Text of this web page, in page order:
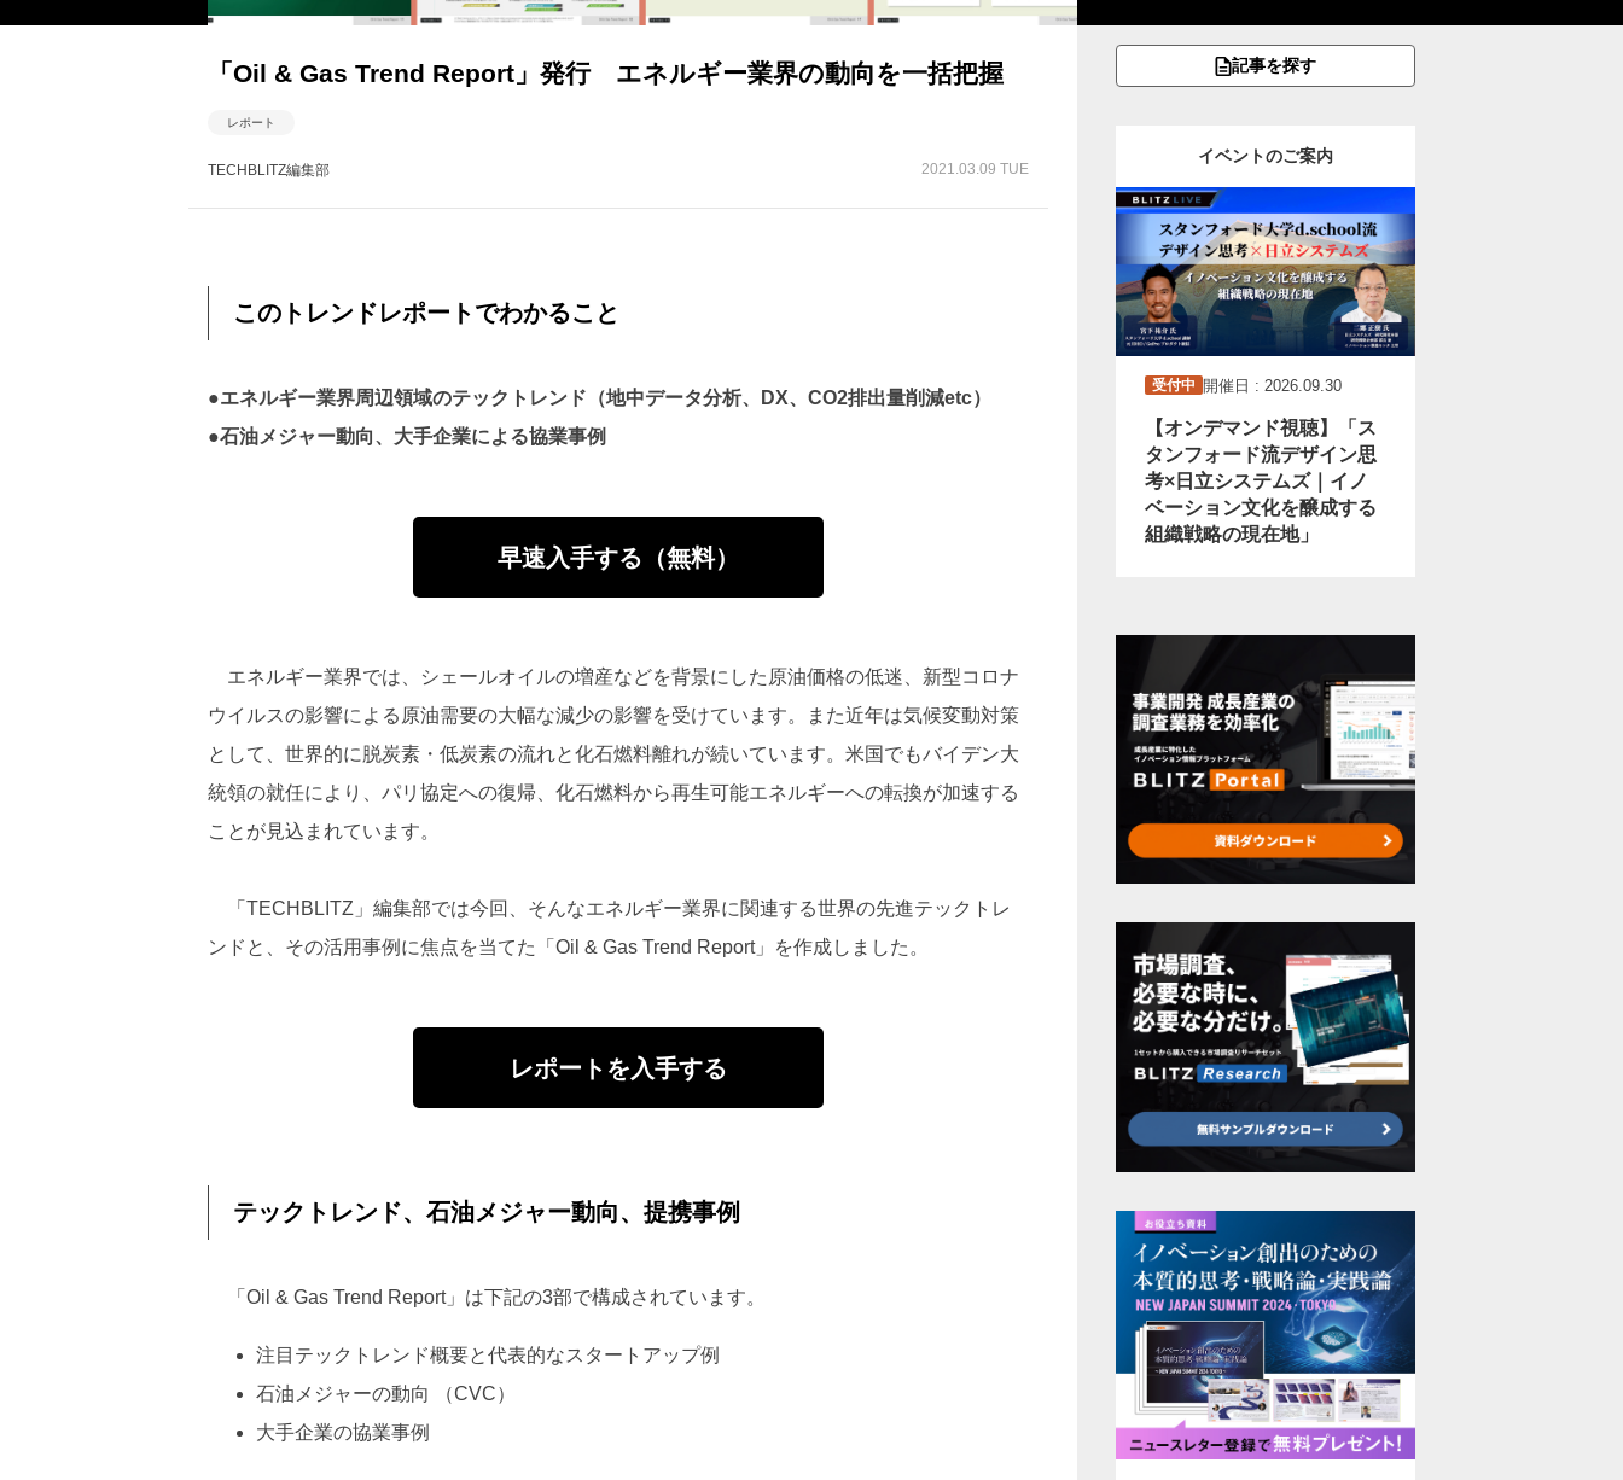
「Oil & Gas Trend Report」発行 エネルギー業界の動向を一括把握
レポート
TECHBLITZ編集部 2021.03.09 TUE
このトレンドレポートでわかること
●エネルギー業界周辺領域のテックトレンド（地中データ分析、DX、CO2排出量削減etc）
●石油メジャー動向、大手企業による協業事例
早速入手する（無料）
エネルギー業界では、シェールオイルの増産などを背景にした原油価格の低迷、新型コロナ
ウイルスの影響による原油需要の大幅な減少の影響を受けています。また近年は気候変動対策
として、世界的に脱炭素・低炭素の流れと化石燃料離れが続いています。米国でもバイデン大
統領の就任により、パリ協定への復帰、化石燃料から再生可能エネルギーへの転換が加速する
ことが見込まれています。
「TECHBLITZ」編集部では今回、そんなエネルギー業界に関連する世界の先進テックトレ
ンドと、その活用事例に焦点を当てた「Oil & Gas Trend Report」を作成しました。
レポートを入手する
テックトレンド、石油メジャー動向、提携事例
「Oil & Gas Trend Report」は下記の3部で構成されています。
注目テックトレンド概要と代表的なスタートアップ例
石油メジャーの動向 （CVC）
大手企業の協業事例
記事を探す
イベントのご案内
受付中 開催日 : 2026.09.30
【オンデマンド視聴】「ス
タンフォード流デザイン思
考×日立システムズ｜イノ
ベーション文化を醸成する
組織戦略の現在地」